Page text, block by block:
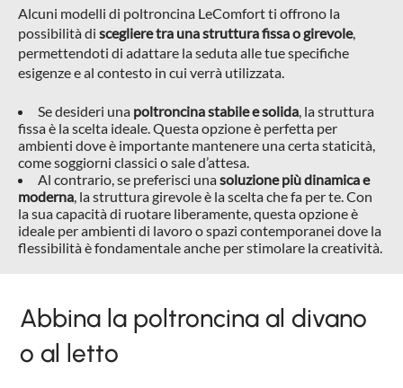
Alcuni modelli di poltroncina LeComfort ti offrono la
possibilità di scegliere tra una struttura fissa o girevole,
permettendoti di adattare la seduta alle tue specifiche
esigenze e al contesto in cui verrà utilizzata.
Se desideri una poltroncina stabile e solida, la struttura
fissa è la scelta ideale. Questa opzione è perfetta per
ambienti dove è importante mantenere una certa staticità,
come soggiorni classici o sale d’attesa.
Al contrario, se preferisci unasoluzione più dinamica e
moderna, la struttura girevole è la scelta che fa per te. Con
la sua capacità di ruotare liberamente, questa opzione è
ideale per ambienti di lavoro o spazi contemporanei dove la
flessibilità è fondamentale anche per stimolare la creatività.
Abbina la poltroncina al divano
o al letto